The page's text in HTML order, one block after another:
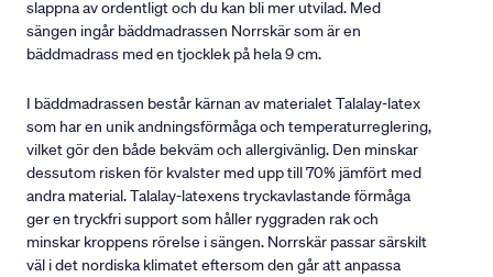
slappna av ordentligt och du kan bli mer utvilad. Med
sängen ingår bäddmadrassen Norrskär som är en
bäddmadrass med en tjocklek på hela 9 cm.
I bäddmadrassen består kärnan av materialet Talalay-latex
som har en unik andningsförmåga och temperaturreglering,
vilket gör den både bekväm och allergivänlig. Den minskar
dessutom risken för kvalster med upp till 70% jämfört med
andra material. Talalay-latexens tryckavlastande förmåga
ger en tryckfri support som håller ryggraden rak och
minskar kroppens rörelse i sängen. Norrskär passar särskilt
väl i det nordiska klimatet eftersom den går att anpassa